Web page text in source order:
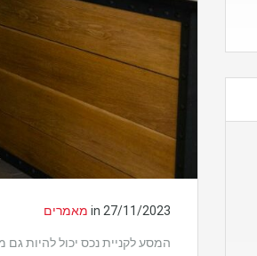
27/11/2023
in מאמרים
המסע לקניית נכס יכול להיות